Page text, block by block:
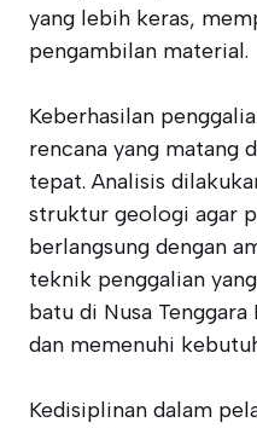
yang lebih keras,
pengambilan material.
Keberhasilan
rencana yang matang
tepat. Analisis
struktur geologi agar
berlangsung dengan
teknik penggalian
batu di Nusa
dan memenuhi
Kedisiplinan dalam